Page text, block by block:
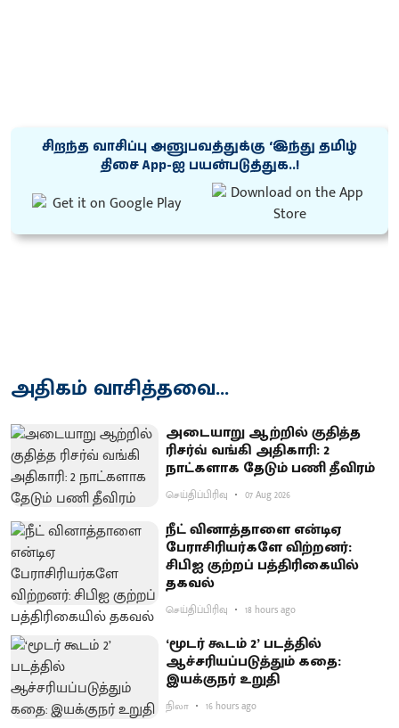
சிறந்த வாசிப்பு அனுபவத்துக்கு ‘இந்து தமிழ்
திசை App-ஐ பயன்படுத்துக..!
அதிகம் வாசித்தவை...
அடையாறு ஆற்றில் குதித்த
ரிசர்வ் வங்கி அதிகாரி: 2
நாட்களாக தேடும் பணி தீவிரம்
செய்திப்பிரிவு 07 Aug 2026
நீட் வினாத்தாளை என்டிஏ
பேராசிரியர்களே விற்றனர்:
சிபிஐ குற்றப் பத்திரிகையில்
தகவல்
செய்திப்பிரிவு 18 hours ago
‘மூடர் கூடம் 2’ படத்தில்
ஆச்சரியப்படுத்​தும் கதை:
இயக்குநர் உறுதி
நிலா 16 hours ago